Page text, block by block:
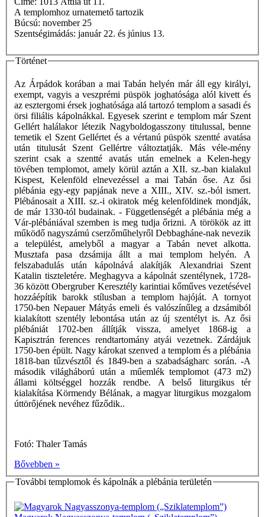
A templomhoz urnatemető tartozik
Búcsú: november 25
Szentségimádás: január 22. és június 13.
Történet
Az Árpádok korában a mai Tabán helyén már áll egy királyi,
exempt, vagyis a veszprémi püspök joghatósága alól kivett és
az esztergomi érsek joghatósága alá tartozó templom a sasadi és
örsi filiális kápolnákkal. Egyesek szerint e templom már Szent
Gellért halálakor létezik Nagyboldogasszony titulussal, benne
temetik el Szent Gellértet és a vértanú püspök szentté avatása
után titulusát Szent Gellértre változtatják. Más véle-mény
szerint csak a szentté avatás után emelnek a Kelen-hegy
tövében templomot, amely körül aztán a XII. sz.-ban kialakul
Kispest, Kelenföld elnevezéssel a mai Tabán őse. Az ősi
plébánia egy-egy papjának neve a XIII., XIV. sz.-ból ismert.
Plébánosait a XIII. sz.-i okiratok még kelenföldinek mondják,
de már 1330-tól budainak. - Függetlenségét a plébánia még a
Vár-plébániával szemben is meg tudja őrizni. A törökök az itt
működő nagyszámú cserzőműhelyről Debbagháne-nak nevezik
a települést, amelyből a magyar a Tabán nevet alkotta.
Musztafa pasa dzsámija állt a mai templom helyén. A
felszabadulás után kápolnává alakítják Alexandriai Szent
Katalin tiszteletére. Meghagyva a kápolnát szentélynek, 1728-
36 között Obergruber Keresztély karintiai kőműves vezetésével
hozzáépítik barokk stílusban a templom hajóját. A tornyot
1750-ben Nepauer Mátyás emeli és valószínűleg a dzsámiból
kialakított szentély lebontása után az új szentélyt is. Az ősi
plébániát 1702-ben állítják vissza, amelyet 1868-ig a
Kapisztrán ferences rendtartomány atyái vezetnek. Zárdájuk
1750-ben épült. Nagy károkat szenved a templom és a plébánia
1818-ban tűzvésztől és 1849-ben a szabadságharc során. -A
második világháború után a műemlék templomot (473 m2)
állami költséggel hozzák rendbe. A belső liturgikus tér
kialakítása Körmendy Bélának, a magyar liturgikus mozgalom
úttörőjének nevéhez fűződik..
Fotó: Thaler Tamás
Bővebben »
További templomok és kápolnák a plébánia területén